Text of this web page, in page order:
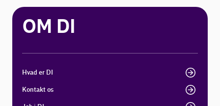
OM DI
Hvad er DI
Kontakt os